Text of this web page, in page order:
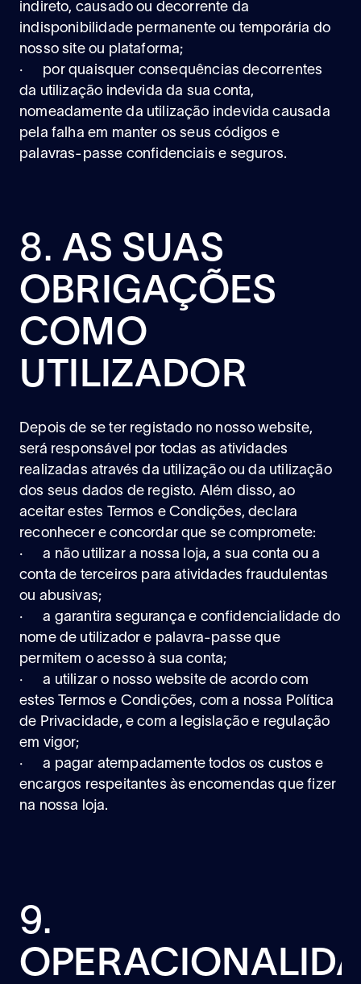
indireto, causado ou decorrente da
indisponibilidade permanente ou temporária do
nosso site ou plataforma;
· por quaisquer consequências decorrentes
da utilização indevida da sua conta,
nomeadamente da utilização indevida causada
pela falha em manter os seus códigos e
palavras-passe confidenciais e seguros.
8. AS SUAS
OBRIGAÇÕES
COMO
UTILIZADOR
Depois de se ter registado no nosso website,
será responsável por todas as atividades
realizadas através da utilização ou da utilização
dos seus dados de registo. Além disso, ao
aceitar estes Termos e Condições, declara
reconhecer e concordar que se compromete:
· a não utilizar a nossa loja, a sua conta ou a
conta de terceiros para atividades fraudulentas
ou abusivas;
· a garantira segurança e confidencialidade do
nome de utilizador e palavra-passe que
permitem o acesso à sua conta;
· a utilizar o nosso website de acordo com
estes Termos e Condições, com a nossa Política
de Privacidade, e com a legislação e regulação
em vigor;
· a pagar atempadamente todos os custos e
encargos respeitantes às encomendas que fizer
na nossa loja.
9.